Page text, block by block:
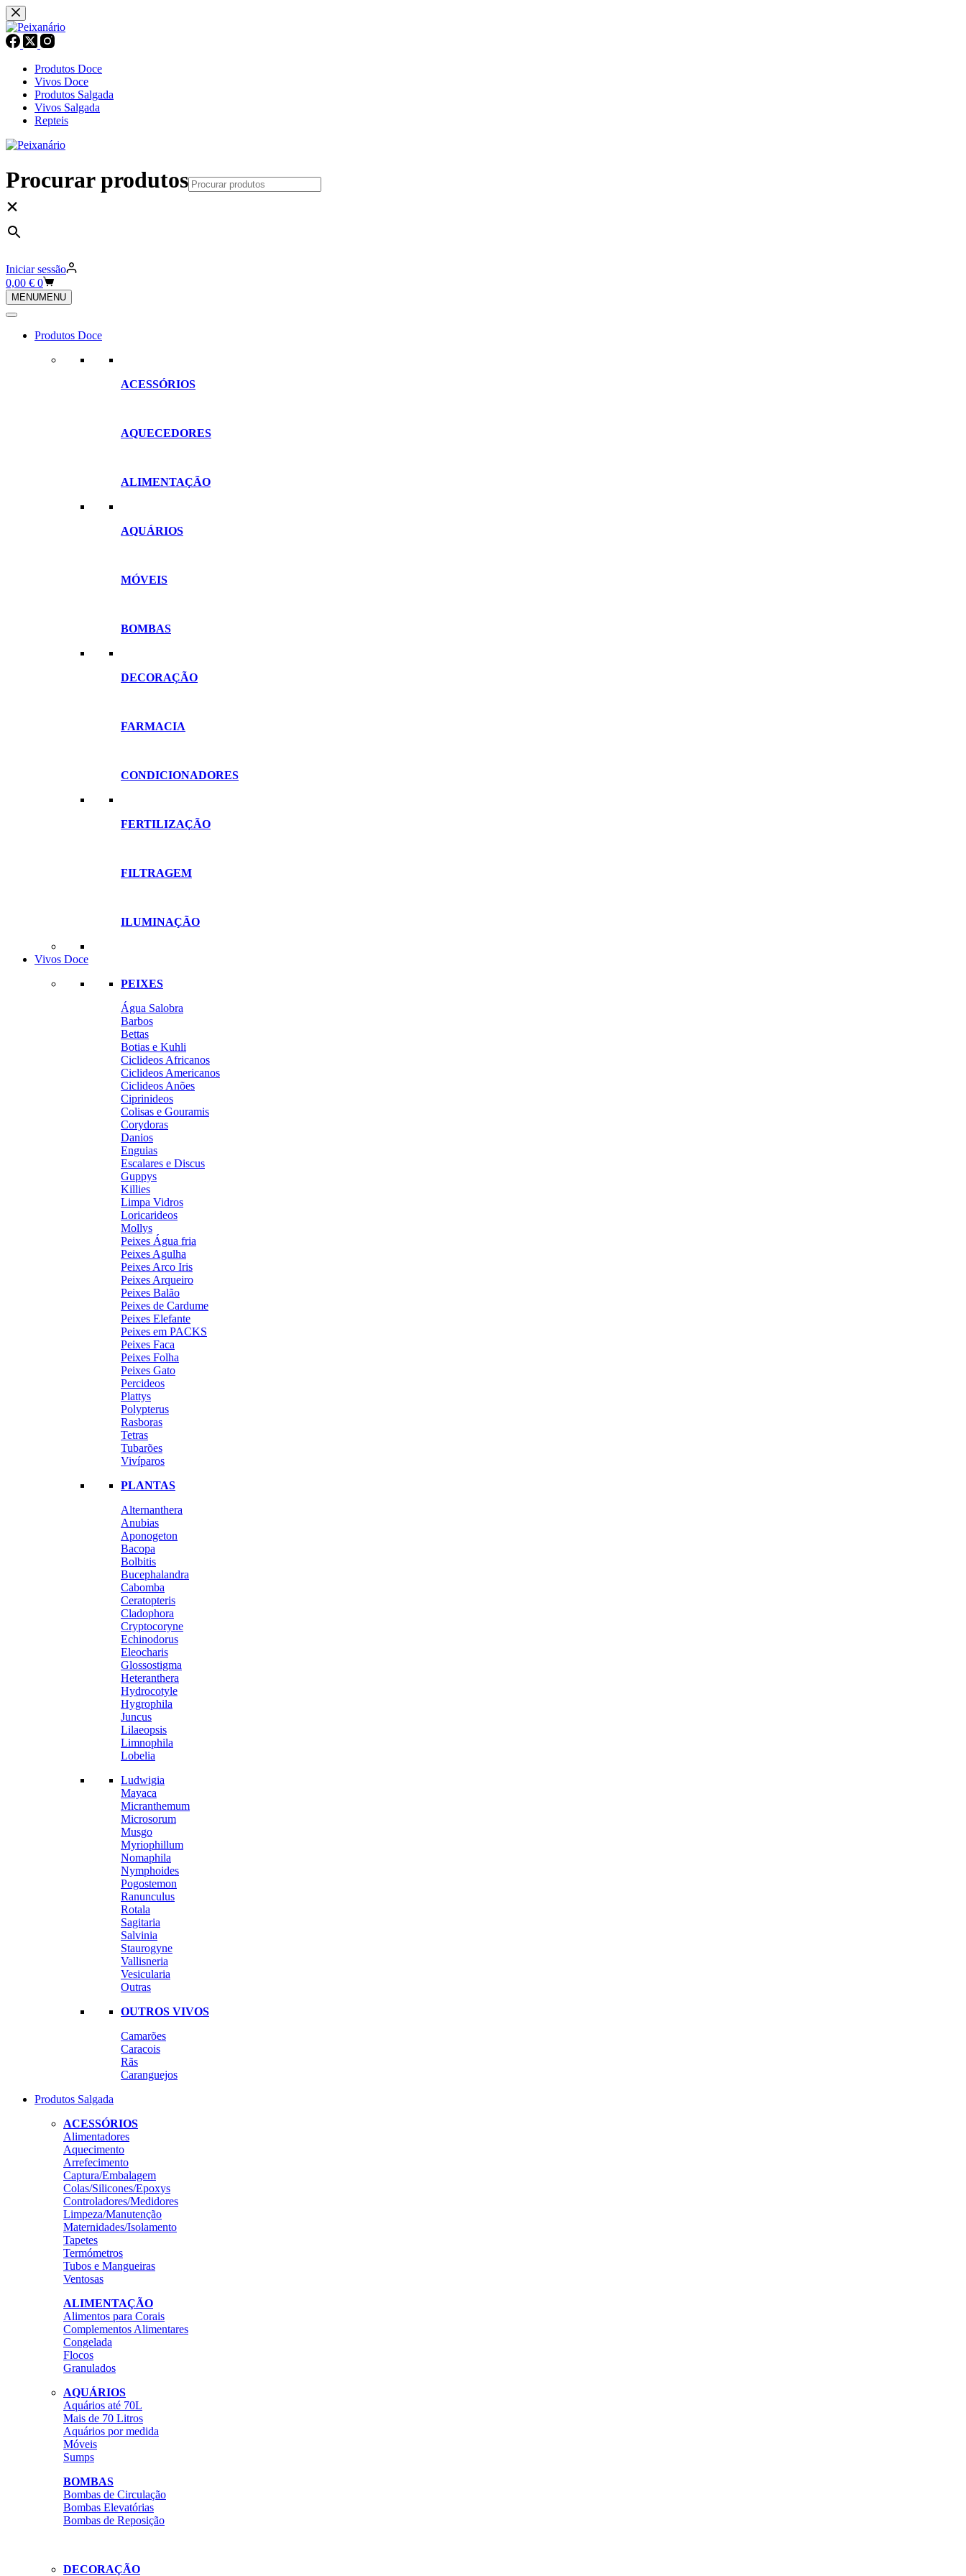
Pular
para
o
conteúdo
Produtos Doce
Vivos Doce
Produtos Salgada
Vivos Salgada
Repteis
Procurar produtos
×
Iniciar sessão
Carrinho
de
compras
0,00 € 0
MENUMENU
Produtos Doce
ACESSÓRIOS
AQUECEDORES
ALIMENTAÇÃO
AQUÁRIOS
MÓVEIS
BOMBAS
DECORAÇÃO
FARMACIA
CONDICIONADORES
FERTILIZAÇÃO
FILTRAGEM
ILUMINAÇÃO
Vivos Doce
PEIXES
Água Salobra
Barbos
Bettas
Botias e Kuhli
Ciclideos Africanos
Ciclideos Americanos
Ciclideos Anões
Ciprinideos
Colisas e Gouramis
Corydoras
Danios
Enguias
Escalares e Discus
Guppys
Killies
Limpa Vidros
Loricarideos
Mollys
Peixes Água fria
Peixes Agulha
Peixes Arco Iris
Peixes Arqueiro
Peixes Balão
Peixes de Cardume
Peixes Elefante
Peixes em PACKS
Peixes Faca
Peixes Folha
Peixes Gato
Percideos
Plattys
Polypterus
Rasboras
Tetras
Tubarões
Vivíparos
PLANTAS
Alternanthera
Anubias
Aponogeton
Bacopa
Bolbitis
Bucephalandra
Cabomba
Ceratopteris
Cladophora
Cryptocoryne
Echinodorus
Eleocharis
Glossostigma
Heteranthera
Hydrocotyle
Hygrophila
Juncus
Lilaeopsis
Limnophila
Lobelia
Ludwigia
Mayaca
Micranthemum
Microsorum
Musgo
Myriophillum
Nomaphila
Nymphoides
Pogostemon
Ranunculus
Rotala
Sagitaria
Salvinia
Staurogyne
Vallisneria
Vesicularia
Outras
OUTROS VIVOS
Camarões
Caracois
Rãs
Caranguejos
Produtos Salgada
ACESSÓRIOS
Alimentadores
Aquecimento
Arrefecimento
Captura/Embalagem
Colas/Silicones/Epoxys
Controladores/Medidores
Limpeza/Manutenção
Maternidades/Isolamento
Tapetes
Termómetros
Tubos e Mangueiras
Ventosas
ALIMENTAÇÃO
Alimentos para Corais
Complementos Alimentares
Congelada
Flocos
Granulados
AQUÁRIOS
Aquários até 70L
Mais de 70 Litros
Aquários por medida
Móveis
Sumps
BOMBAS
Bombas de Circulação
Bombas Elevatórias
Bombas de Reposição
DECORAÇÃO